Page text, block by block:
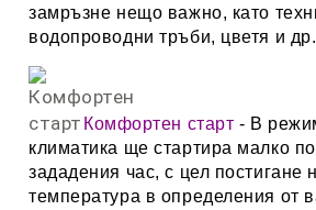
замръзне нещо важно, като
водопроводни тръби, цветя и др.
Комфортен старт - В
климатика ще стартира малко
зададения час, с цел постигане
температура в определения от